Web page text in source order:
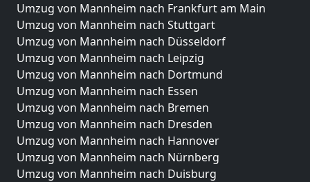
Umzug von Mannheim nach Frankfurt am Main
Umzug von Mannheim nach Stuttgart
Umzug von Mannheim nach Düsseldorf
Umzug von Mannheim nach Leipzig
Umzug von Mannheim nach Dortmund
Umzug von Mannheim nach Essen
Umzug von Mannheim nach Bremen
Umzug von Mannheim nach Dresden
Umzug von Mannheim nach Hannover
Umzug von Mannheim nach Nürnberg
Umzug von Mannheim nach Duisburg